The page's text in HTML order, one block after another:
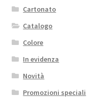
Cartonato
Catalogo
Colore
In evidenza
Novità
Promozioni speciali